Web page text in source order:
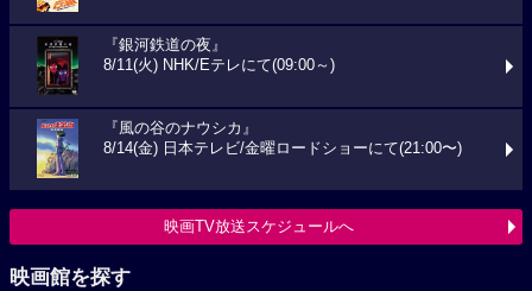
『銀河鉄道の夜』
8/11(火) NHK/Eテレにて(09:00～)
『風の谷のナウシカ』
8/14(金) 日本テレビ/金曜ロードショーにて(21:00〜)
映画TV放送スケジュールへ
映画館を探す